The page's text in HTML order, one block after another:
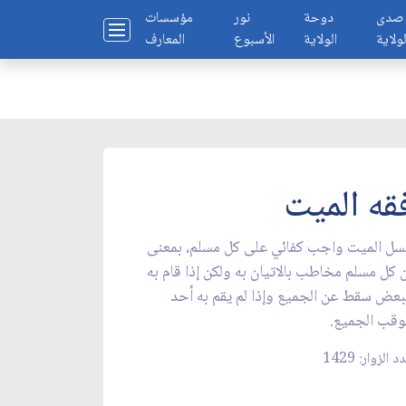
مؤسسات
المعارف
نور
الأسبوع
دوحة
الولاية
صدى
الميت
الميت واجب كفائي على كل مسلم، بمعنى
كل مسلم مخاطب بالاتيان به ولكن إذا قام به
سقط عن الجميع وإذا لم يقم به أحد
الجميع.
الزوار: 1429